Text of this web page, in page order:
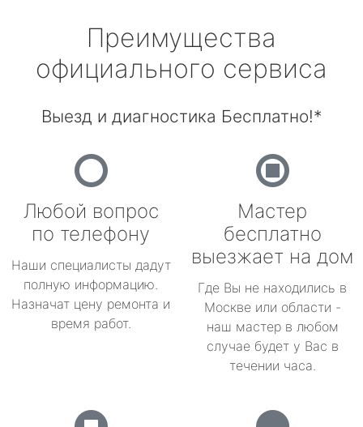
Преимущества
официального сервиса
Выезд и диагностика Бесплатно!*
Любой вопрос
по телефону
Наши специалисты дадут
полную информацию.
Назначат цену ремонта и
время работ.
Мастер
бесплатно
выезжает на дом
Где Вы не находились в
Москве или области -
наш мастер в любом
случае будет у Вас в
течении часа.